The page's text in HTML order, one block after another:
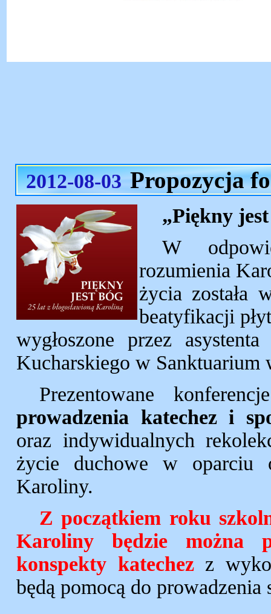
2012-08-03 Propozycja
„Piękny
W
rozumienia
życia została
beatyfikacji
wygłoszone przez
Kucharskiego w Sanktuarium
Prezentowane
prowadzenia katechez i
oraz indywidualnych
życie duchowe w oparciu
Karoliny.
Z początkiem roku
Karoliny będzie można
konspekty katechezz
będą pomocą do